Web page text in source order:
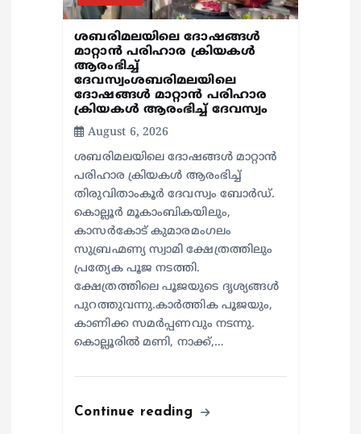
ശബരിമലയിലെ ദോഷങ്ങൾ
മാറ്റാൻ പരിഹാര ക്രിയകൾ
ആരംഭിച്ച്
ദേവസ്വംശബരിമലയിലെ
ദോഷങ്ങൾ മാറ്റാൻ പരിഹാര
ക്രിയകൾ ആരംഭിച്ച് ദേവസ്വം
August 6, 2026
ശബരിമലയിലെ ദോഷങ്ങൾ മാറ്റാൻ
പരിഹാര ക്രിയകൾ ആരംഭിച്ച്
തിരുവിതാംകൂർ ദേവസ്വം ബോർഡ്.
കൊല്ലൂർ മൂകാംബികയിലും,
കാസർകോട് കുമാരമംഗലം
സുബ്രഹ്മണ്യ സ്വാമി ക്ഷേത്രത്തിലും
പ്രത്യേക പൂജ നടത്തി.
ക്ഷേത്രത്തിലെ പൂജയുടെ ദൃശ്യങ്ങൾ
പുറത്തുവന്നു.കാർത്തിക പൂജയും,
കാണിക്ക സമർപ്പണവും നടന്നു.
കൊല്ലൂരിൽ മണി, നാക്ക്,…
Continue reading